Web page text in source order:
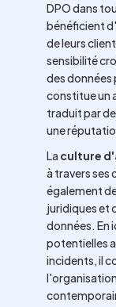
DPO dans
bénéficient
de leurs
sensibilité
des
constitue un
traduit par
une
La culture
à travers ses
également
juridiques et
données. En
potentielles
incidents, il